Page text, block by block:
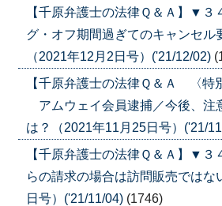
【千原弁護士の法律Ｑ＆Ａ】▼
グ・オフ期間過ぎてのキャンセル
（2021年12月2日号）('21/12/02)
【千原弁護士の法律Ｑ＆Ａ 〈
アムウェイ会員逮捕／今後、注
は？（2021年11月25日号）('21/
【千原弁護士の法律Ｑ＆Ａ】▼
らの請求の場合は訪問販売ではな
日号）('21/11/04) (1746)